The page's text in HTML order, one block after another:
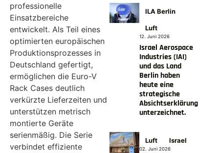
professionelle
Einsatzbereiche
entwickelt. Als Teil eines
optimierten europäischen
Produktionsprozesses in
Deutschland gefertigt,
ermöglichen die Euro-V
Rack Cases deutlich
verkürzte Lieferzeiten und
unterstützen metrisch
montierte Geräte
serienmäßig. Die Serie
verbindet effiziente
ILA Berlin
Luft
12. Juni 2026
Israel Aerospace
Industries (IAI)
und das Land
Berlin haben
heute eine
strategische
Absichtserklärung
unterzeichnet.
Luft Israel
02. Juni 2026